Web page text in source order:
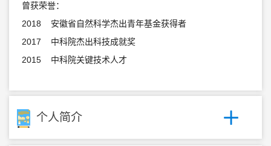
曾获荣誉：
2018 安徽省自然科学杰出青年基金获得者
2017 中科院杰出科技成就奖
2015 中科院关键技术人才
个人简介